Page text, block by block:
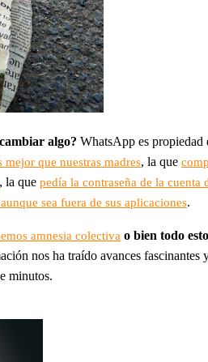
algo? WhatsApp es propiedad
que nuestras madres, la que
, la que pedía la contraseña de la cuenta
sea fuera de sus aplicaciones.
amnesia colectiva o bien todo
nos ha traído avances
minutos.